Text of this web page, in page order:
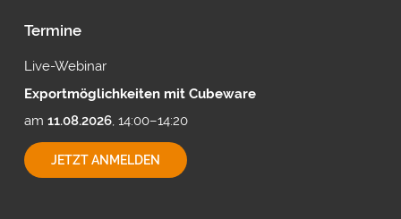
Termine
Live-Webinar
Exportmöglichkeiten mit Cubeware
am 11.08.2026, 14:00–14:20
JETZT ANMELDENEXPORTMÖGLICHKEITEN
MIT